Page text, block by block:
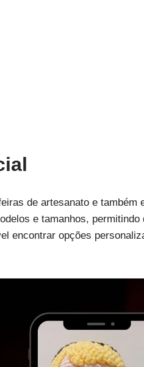
de artesanato e também
e tamanhos, permitindo
encontrar opções